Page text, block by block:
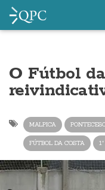
O Fútbol
MALPICA
FÚTBOL DA COSTA